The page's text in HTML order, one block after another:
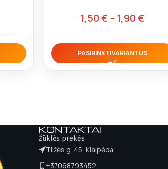
1,50€ – 1,90€
PASIRINKTI VARIANTUS
KONTAKTAI
Žūklės prekės
Tilžės g. 45, Klaipėda.
+37068793452